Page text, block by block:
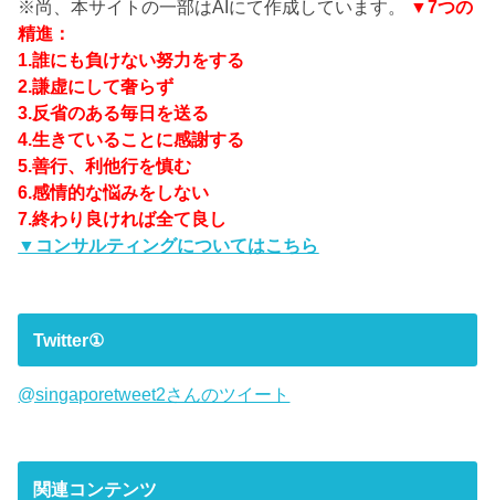
※尚、本サイトの一部はAIにて作成しています。
▼7つの
精進：
1.誰にも負けない努力をする
2.謙虚にして奢らず
3.反省のある毎日を送る
4.生きていることに感謝する
5.善行、利他行を慎む
6.感情的な悩みをしない
7.終わり良ければ全て良し
▼コンサルティングについてはこちら
Twitter①
@singaporetweet2さんのツイート
関連コンテンツ